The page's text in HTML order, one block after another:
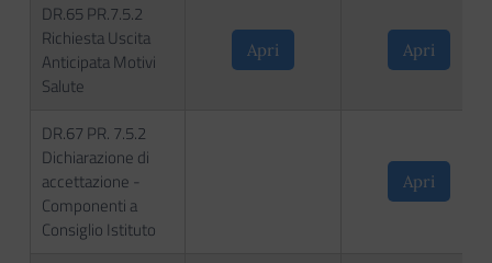
DR.65 PR.7.5.2
Richiesta Uscita
Anticipata Motivi
Salute
Apri Apri
DR.67 PR. 7.5.2
Dichiarazione di
accettazione -
Componenti a
Consiglio Istituto
Apri